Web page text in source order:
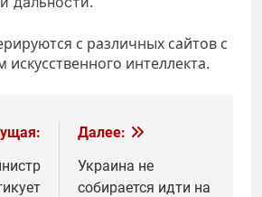
с различных сайтов с
интеллекта.
Далее:
Украина не
собирается идти на